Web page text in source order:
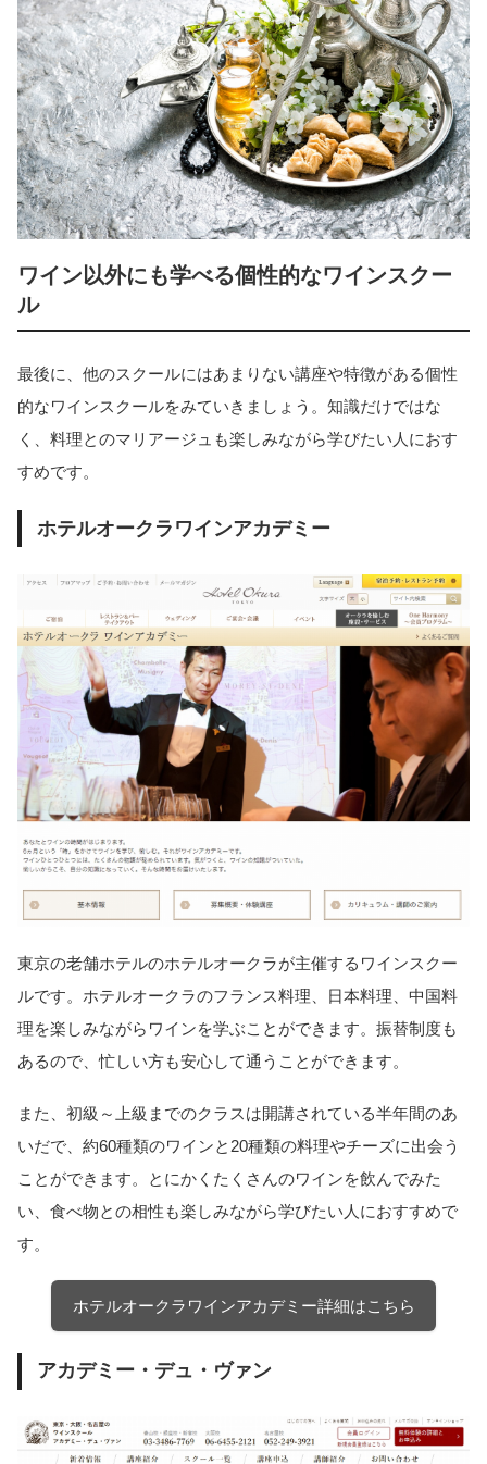
ワイン以外にも学べる個性的なワインスクー
ル
最後に、他のスクールにはあまりない講座や特徴がある個性
的なワインスクールをみていきましょう。知識だけではな
く、料理とのマリアージュも楽しみながら学びたい人におす
すめです。
ホテルオークラワインアカデミー
東京の老舗ホテルのホテルオークラが主催するワインスクー
ルです。ホテルオークラのフランス料理、日本料理、中国料
理を楽しみながらワインを学ぶことができます。振替制度も
あるので、忙しい方も安心して通うことができます。
また、初級～上級までのクラスは開講されている半年間のあ
いだで、約60種類のワインと20種類の料理やチーズに出会う
ことができます。とにかくたくさんのワインを飲んでみた
い、食べ物との相性も楽しみながら学びたい人におすすめで
す。
ホテルオークラワインアカデミー詳細はこちら
アカデミー・デュ・ヴァン